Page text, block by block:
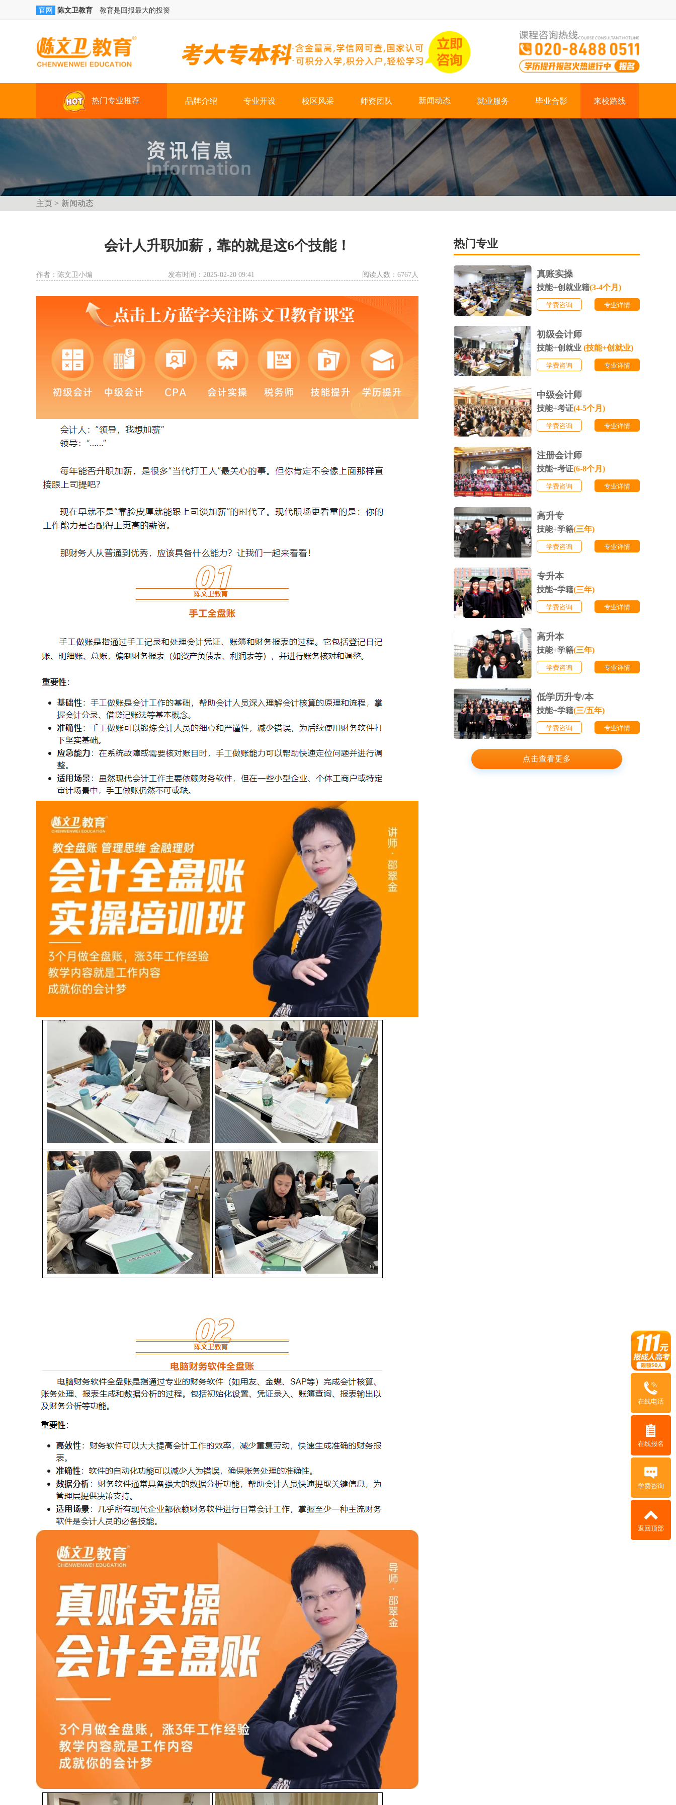
在线电话
在线报名
学费咨询
返回顶部
官网 陈文卫教育 教育是回报最大的投资
热门专业推荐
技能+学籍（学习时间：三年）
真账实操
技能+创就业（3-4个月）
技能+创就业（4-5个月）
中级会计师
平面设计
电脑培训
技能+创就业（2个月）
品牌介绍 专业开设 校区风采 师资团队 新闻动态
热门资讯
学校新闻
会计培训
就业服务 毕业合影 来校路线
主页 > 新闻动态
会计人升职加薪，靠的就是这6个技能！
作者：陈文卫小编 发布时间：2025-02-20 09:41 阅读人数：6767人
热门专业
真账实操
技能+创就业籍(3-4个月)
学费咨询 专业详情
初级会计师
技能+创就业 (技能+创就业)
学费咨询 专业详情
中级会计师
技能+考证(4-5个月)
学费咨询 专业详情
注册会计师
技能+考证(6-8个月)
学费咨询 专业详情
高升专
技能+学籍(三年)
学费咨询 专业详情
专升本
技能+学籍(三年)
学费咨询 专业详情
高升本
技能+学籍(三年)
学费咨询 专业详情
低学历升专/本
技能+学籍(三/五年)
学费咨询 专业详情
点击查看更多